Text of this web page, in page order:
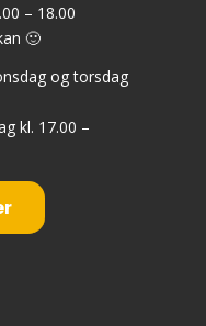
– 18.00
🙂
og torsdag
kl. 17.00 –